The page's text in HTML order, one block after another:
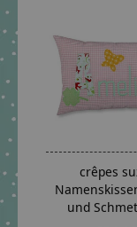
crêpes
und